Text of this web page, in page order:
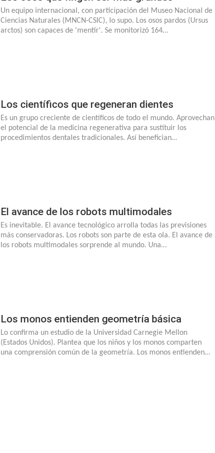
Un equipo internacional, con participación del Museo Nacional de
Ciencias Naturales (MNCN-CSIC), lo supo. Los osos pardos (Ursus
arctos) son capaces de 'mentir'. Se monitorizó 164…
Los científicos que regeneran dientes
Es un grupo creciente de científicos de todo el mundo. Aprovechan
el potencial de la medicina regenerativa para sustituir los
procedimientos dentales tradicionales. Así benefician…
El avance de los robots multimodales
Es inevitable. El avance tecnológico arrolla todas las previsiones
más conservadoras. Los robots son parte de esta ola. El avance de
los robots multimodales sorprende al mundo. Una…
Los monos entienden geometría básica
Lo confirma un estudio de la Universidad Carnegie Mellon
(Estados Unidos). Plantea que los niños y los monos comparten
una comprensión común de la geometría. Los monos entienden…